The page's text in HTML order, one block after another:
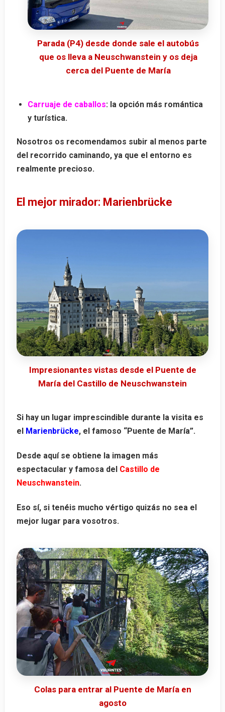
Parada (P4) desde donde sale el autobús
que os lleva a Neuschwanstein y os deja
cerca del Puente de María
Carruaje de caballos: la opción más romántica
y turística.
Nosotros os recomendamos subir al menos parte
del recorrido caminando, ya que el entorno es
realmente precioso.
El mejor mirador: Marienbrücke
Impresionantes vistas desde el Puente de
María del Castillo de Neuschwanstein
Si hay un lugar imprescindible durante la visita es
el Marienbrücke, el famoso “Puente de María”.
Desde aquí se obtiene la imagen más
espectacular y famosa del Castillo de
Neuschwanstein.
Eso sí, si tenéis mucho vértigo quizás no sea el
mejor lugar para vosotros.
Colas para entrar al Puente de María en
agosto